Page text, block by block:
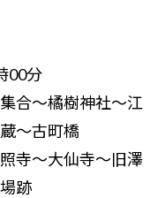
00分
合～橘樹神社～江
～古町橋
寺～大仙寺～旧澤
跡